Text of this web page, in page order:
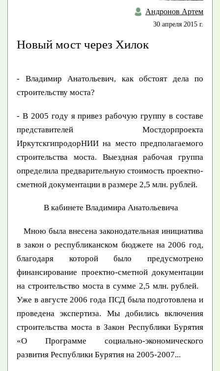
Андронов Артем
30 апреля 2015 г.
Новый мост через Хилок
- Владимир Анатольевич, как обстоят дела по
строительству моста?
- В 2005 году я привез рабочую группу в составе
представителей Мостдорпроекта
ИркутскгипродорНИИ на место предполагаемого
строительства моста. Выездная рабочая группа
определила предварительную стоимость проектно-
сметной документации в размере 2,5 млн. рублей.
В кабинете Владимира Анатольевича
Мною была внесена законодательная инициатива
в закон о республиканском бюджете на 2006 год,
благодаря которой было предусмотрено
финансирование проектно-сметной документации
на строительство моста в сумме 2,5 млн. рублей.
Уже в августе 2006 года ПСД была подготовлена и
проведена экспертиза. Мы добились включения
строительства моста в Закон Республики Бурятия
«О Программе социально-экономического
развития Республики Бурятия на 2005-2007...